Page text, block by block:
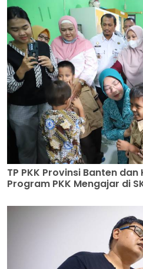
TP PKK Provinsi Banten
Program PKK Mengajar di